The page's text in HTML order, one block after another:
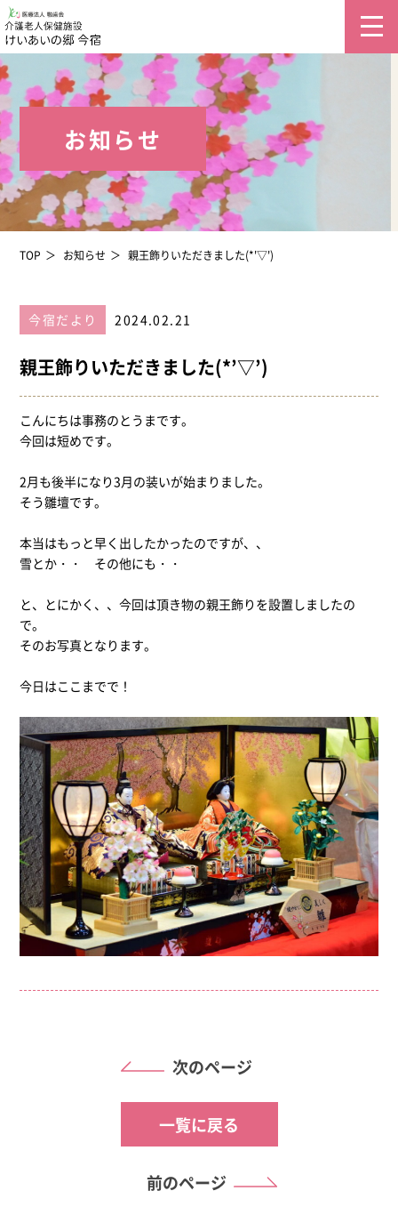
お知らせ
TOP お知らせ 親王飾りいただきました(*'▽')
今宿だより 2024.02.21
親王飾りいただきました(*’▽’)
こんにちは事務のとうまです。
今回は短めです。
2月も後半になり3月の装いが始まりました。
そう雛壇です。
本当はもっと早く出したかったのですが、、
雪とか・・ その他にも・・
と、とにかく、、今回は頂き物の親王飾りを設置しましたの
で。
そのお写真となります。
今日はここまでで！
次のページ
一覧に戻る
前のページ